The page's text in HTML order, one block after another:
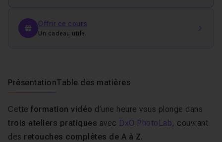
Offrir ce cours
Un cadeau utile.
PrésentationTable des matières
Cette formation vidéo d’une heure vous plonge dans
trois ateliers pratiques avec DxO PhotoLab, couvrant
des retouches complètes de A à Z.